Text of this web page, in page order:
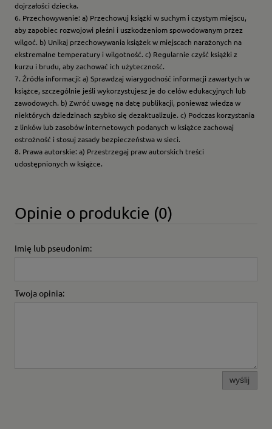
dojrzałości dziecka.
6. Przechowywanie: a) Przechowuj książki w suchym i czystym miejscu,
aby zapobiec rozwojowi pleśni i uszkodzeniom spowodowanym przez
wilgoć. b) Unikaj przechowywania książek w miejscach narażonych na
ekstremalne temperatury i wilgotność. c) Regularnie czyść książki z
kurzu i brudu, aby zachować ich użyteczność.
7. Źródła informacji: a) Sprawdzaj wiarygodność informacji zawartych w
książce, szczególnie jeśli wykorzystujesz je do celów edukacyjnych lub
zawodowych. b) Zwróć uwagę na datę publikacji, ponieważ wiedza w
niektórych dziedzinach szybko się dezaktualizuje. c) Podczas korzystania
z linków lub zasobów internetowych podanych w książce zachowaj
ostrożność i stosuj zasady bezpieczeństwa w sieci.
8. Prawa autorskie: a) Przestrzegaj praw autorskich treści
udostępnionych w książce.
Opinie o produkcie (0)
Imię lub pseudonim:
Twoja opinia:
wyślij